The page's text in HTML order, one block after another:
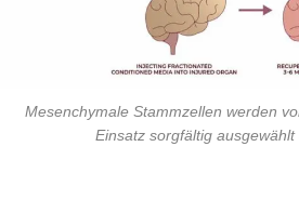
Mesenchymale Stammzellen werden
Einsatz sorgfältig ausgewählt